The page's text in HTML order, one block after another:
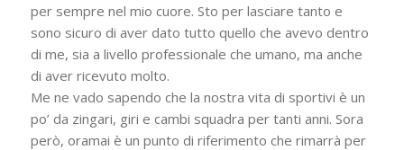
per sempre nel mio cuore. Sto per lasciare tanto e
sono sicuro di aver dato tutto quello che avevo dentro
di me, sia a livello professionale che umano, ma anche
di aver ricevuto molto.
Me ne vado sapendo che la nostra vita di sportivi è un
po’ da zingari, giri e cambi squadra per tanti anni. Sora
però, oramai è un punto di riferimento che rimarrà per